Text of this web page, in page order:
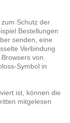
Schutz der
Bestellungen
senden, eine
Verbindung
von
Symbol in
ist, können die
mitgelesen